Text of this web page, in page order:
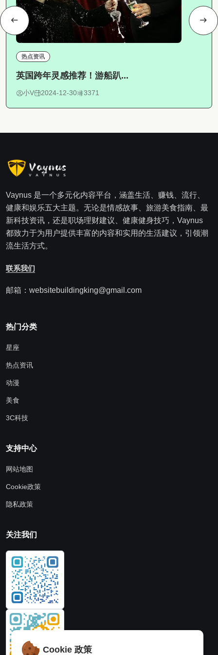
热点资讯
英国跨年灵感推荐！游船趴...
小V 2024-12-30 3371
Vaynus 是一个多元化内容平台，涵盖生活、赚钱、流行、
健康和娱乐五大主题。无论是情感故事、旅游美食指南、最
新科技资讯，还是职场理财建议、健康健身技巧，Vaynus
都致力于为用户提供丰富的内容和实用的生活建议，引领潮
流生活方式。
联系我们
邮箱：websitebuildingking@gmail.com
热门分类
星座
热点资讯
动漫
美食
3C科技
支持中心
网站地图
Cookie政策
隐私政策
关注我们
Cookie 政策